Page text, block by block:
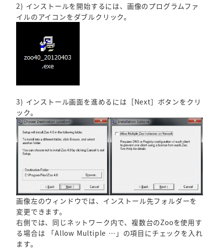
2) インストールを開始するには、画像のプログラムファ
イルのアイコンをダブルクリック。
3) インストール画面を進めるには［Next］ボタンをクリ
ック。
画像左のウィンドウでは、インストール先フォルダーを
変更できます。
右側では、同じネットワーク内で、複数台のZooを使用す
る場合は 「Allow Multiple …」の項目にチェックを入れ
ます。